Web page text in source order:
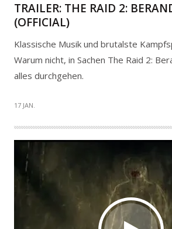
TRAILER: THE RAID 2:
(OFFICIAL)
Klassische Musik und brutalste
Warum nicht, in Sachen The Raid 2:
alles durchgehen.
17 JAN.